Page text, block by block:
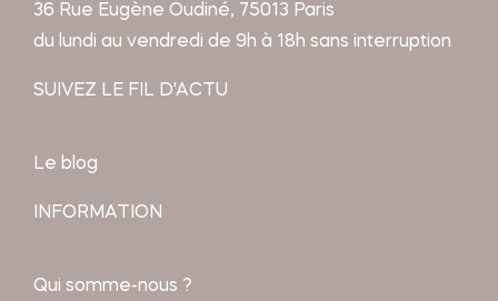
36 Rue Eugène Oudiné, 75013 Paris
du lundi au vendredi de 9h à 18h sans interruption
SUIVEZ LE FIL D'ACTU
Le blog
INFORMATION
Qui somme-nous ?